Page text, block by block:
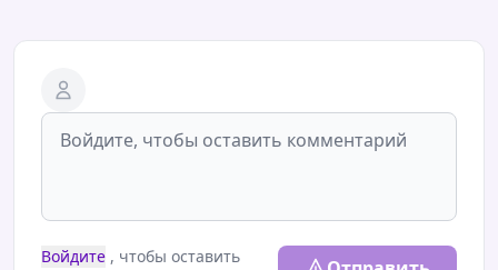
Войдите , чтобы оставить